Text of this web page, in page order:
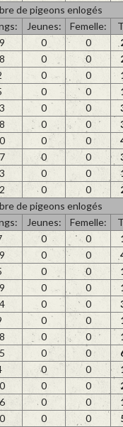
de pigeons enlogés
Jeunes: Femelle:
0 0
0 0
0 0
0 0
0 0
0 0
0 0
0 0
0 0
0 0
de pigeons enlogés
Jeunes: Femelle:
0 0
0 0
0 0
0 0
0 0
0 0
0 0
0 0
0 0
0 0
0 0
0 0